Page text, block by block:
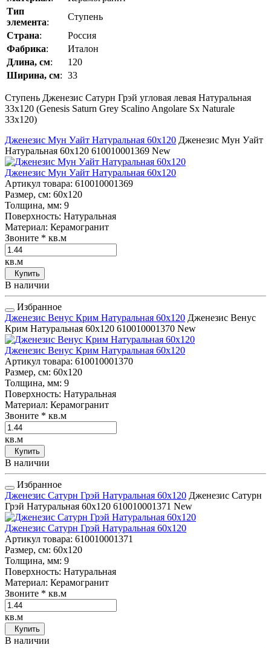
Тип
элемента:
Ступень
Страна:
Россия
Фабрика:
Италон
Длина, см:
120
Ширина, см: 33
Ступень Дженезис Сатурн Грэй угловая левая Натуральная
33x120 (Genesis Saturn Grey Scalino Angolare Sx Naturale
33x120)
Дженезис Мун Уайт Натуральная 60x120 Дженезис Мун Уайт
Натуральная 60x120 610010001369 New
Дженезис Мун Уайт Натуральная 60x120
Артикул товара: 610010001369
Размер, см: 60x120
Толщина, мм: 9
Поверхность: Натуральная
Материал: Керамогранит
Звоните * кв.м
кв.м
Купить
В наличии
Избранное
Дженезис Венус Крим Натуральная 60x120 Дженезис Венус
Крим Натуральная 60x120 610010001370 New
Дженезис Венус Крим Натуральная 60x120
Артикул товара: 610010001370
Размер, см: 60x120
Толщина, мм: 9
Поверхность: Натуральная
Материал: Керамогранит
Звоните * кв.м
кв.м
Купить
В наличии
Избранное
Дженезис Сатурн Грэй Натуральная 60x120 Дженезис Сатурн
Грэй Натуральная 60x120 610010001371 New
Дженезис Сатурн Грэй Натуральная 60x120
Артикул товара: 610010001371
Размер, см: 60x120
Толщина, мм: 9
Поверхность: Натуральная
Материал: Керамогранит
Звоните * кв.м
кв.м
Купить
В наличии